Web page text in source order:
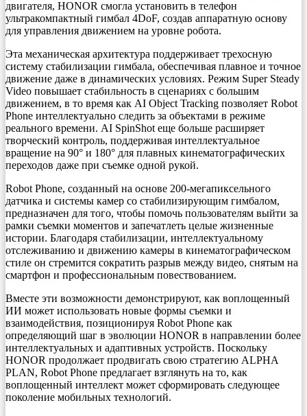
двигателя, HONOR смогла установить в телефон
ультракомпактный гимбал 4DoF, создав аппаратную основу
для управления движением на уровне робота.
Эта механическая архитектура поддерживает трехосную
систему стабилизации гимбала, обеспечивая плавное и точное
движение даже в динамических условиях. Режим Super Steady
Video повышает стабильность в сценариях с большим
движением, в то время как AI Object Tracking позволяет Robot
Phone интеллектуально следить за объектами в режиме
реального времени. AI SpinShot еще больше расширяет
творческий контроль, поддерживая интеллектуальное
вращение на 90° и 180° для плавных кинематографических
переходов даже при съемке одной рукой.
Robot Phone, созданный на основе 200-мегапиксельного
датчика и системы камер со стабилизирующим гимбалом,
предназначен для того, чтобы помочь пользователям выйти за
рамки съемки моментов и запечатлеть целые жизненные
истории. Благодаря стабилизации, интеллектуальному
отслеживанию и движению камеры в кинематографическом
стиле он стремится сократить разрыв между видео, снятым на
смартфон и профессиональным повествованием.
Вместе эти возможности демонстрируют, как воплощенный
ИИ может использовать новые формы съемки и
взаимодействия, позиционируя Robot Phone как
определяющий шаг в эволюции HONOR в направлении более
интеллектуальных и адаптивных устройств. Поскольку
HONOR продолжает продвигать свою стратегию ALPHA
PLAN, Robot Phone предлагает взглянуть на то, как
воплощенный интеллект может сформировать следующее
поколение мобильных технологий.